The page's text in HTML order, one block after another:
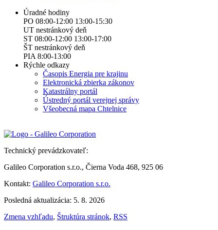
Úradné hodiny
PO 08:00-12:00 13:00-15:30
UT nestránkový deň
ST 08:00-12:00 13:00-17:00
ŠT nestránkový deň
PIA 8:00-13:00
Rýchle odkazy
Časopis Energia pre krajinu
Elektronická zbierka zákonov
Katastrálny portál
Ústredný portál verejnej správy
Všeobecná mapa Chtelnice
Technický prevádzkovateľ:
Galileo Corporation s.r.o., Čierna Voda 468, 925 06
Kontakt: Galileo Corporation s.r.o.
Posledná aktualizácia: 5. 8. 2026
Zmena vzhľadu, Štruktúra stránok, RSS